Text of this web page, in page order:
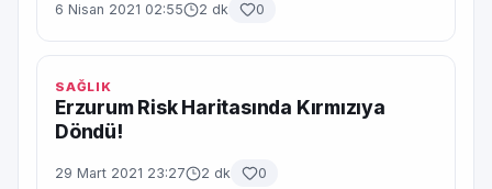
6 Nisan 2021 02:55 2 dk 0
SAĞLIK
Erzurum Risk Haritasında Kırmızıya
Döndü!
29 Mart 2021 23:27 2 dk 0